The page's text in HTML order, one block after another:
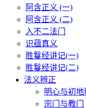
阿含正义 (一)
阿含正义 (二)
入不二法门
识蕴真义
胜鬘经讲记(一)
胜鬘经讲记(二)
法义辨正
明心与初地
宗门与教门